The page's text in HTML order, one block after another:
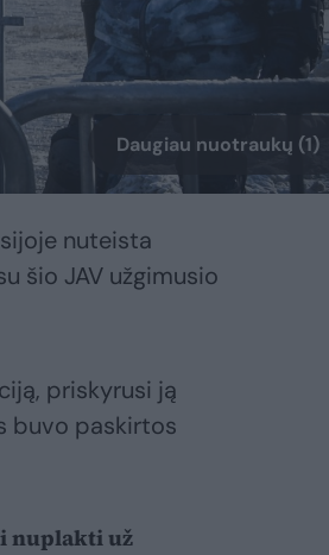
Daugiau nuotraukų (1)
nuteista
šio JAV užgimusio
priskyrusi ją
buvo paskirtos
nuplakti už